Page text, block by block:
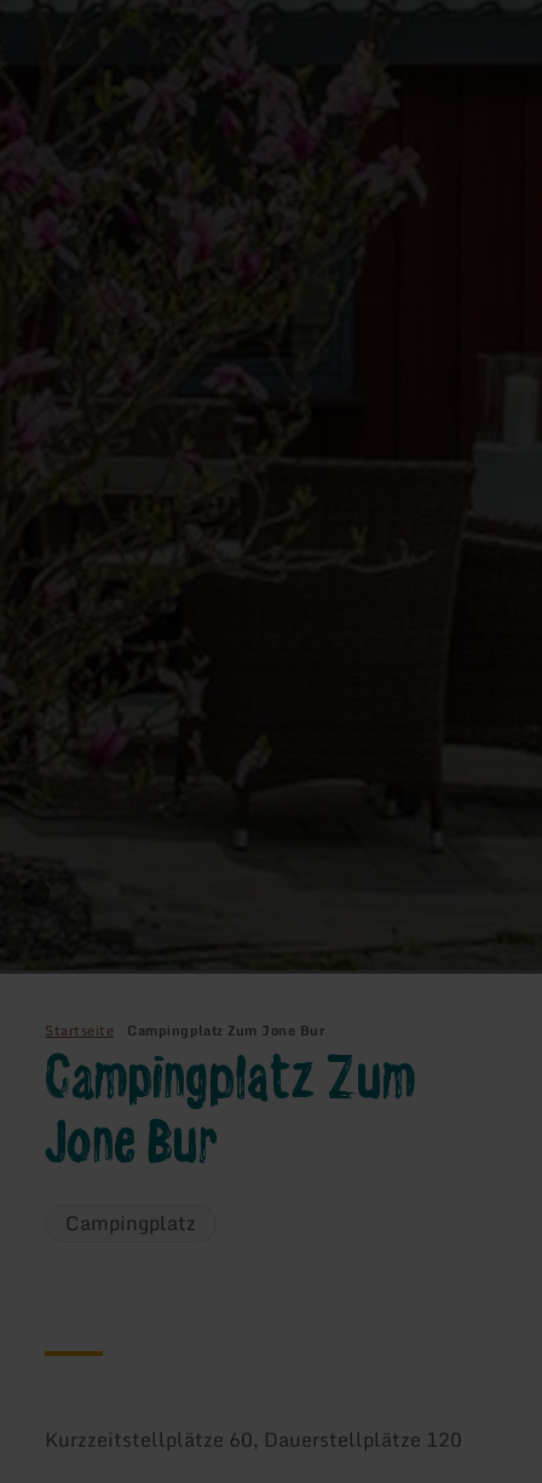
Startseite Campingplatz Zum Jone Bur
Campingplatz Zum
Jone Bur
Campingplatz
Kurzzeitstellplätze 60, Dauerstellplätze 120